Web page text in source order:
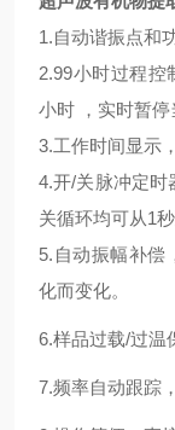
1.自动谐振点和
2.99小时过程控
小时 ，实时暂停
3.工作时间显示
4.开/关脉冲定时
关循环均可从1
5.自动振幅补偿
化而变化。
6.样品过载/过温
7.频率自动跟踪